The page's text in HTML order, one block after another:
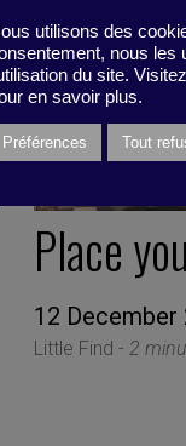
Place
12 December
Little Find - 2
utilisons des
nous les
du site.
en savoir plus.
Préférences Tout